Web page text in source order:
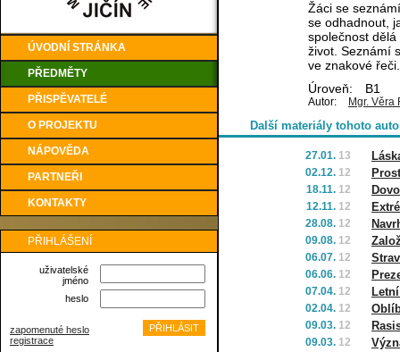
ÚVODNÍ STRÁNKA
PŘEDMĚTY
PŘISPĚVATELÉ
O PROJEKTU
NÁPOVĚDA
PARTNEŘI
KONTAKTY
PŘIHLÁŠENÍ
uživatelské
jméno
heslo
zapomenuté heslo
registrace
Žáci se
se odhadnout,
společnost
život. Seznámí
ve znakové
Úroveň:
B1
Autor: Mgr. Věra
Další materiály tohoto
27.01. 13
02.12. 12
18.11. 12
12.11. 12
28.08. 12
09.08. 12
06.07. 12
06.06. 12
07.04. 12
02.04. 12
09.03. 12
09.03. 12